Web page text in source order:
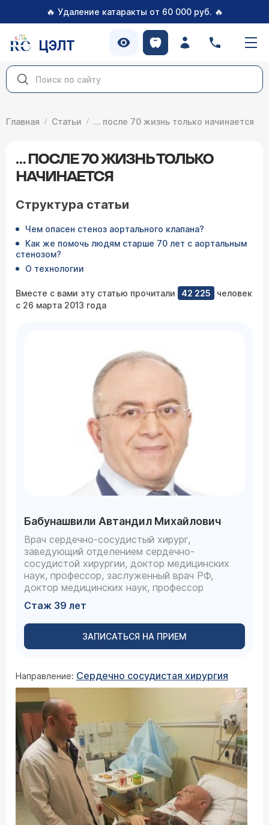
🔥 Удаление катаракты от 60 000 руб. 🔥
ЦЭЛТ
Главная Статьи … после 70 жизнь только начинается
… ПОСЛЕ 70 ЖИЗНЬ ТОЛЬКО
НАЧИНАЕТСЯ
Бабунашвили Автандил Михайлович
Врач сердечно-сосудистый хирург,
заведующий отделением сердечно-
сосудистой хирургии, доктор медицинских
наук, профессор, заслуженный врач РФ,
доктор медицинских наук, профессор
Стаж 39 лет
ЗАПИСАТЬСЯ НА ПРИЕМ
Структура статьи
Чем опасен стеноз аортального клапана?
Как же помочь людям старше 70 лет с аортальным
стенозом?
О технологии
Вместе с вами эту статью прочитали 42 225
человек
с 26 марта 2013 года
Направление: Сердечно сосудистая хирургия